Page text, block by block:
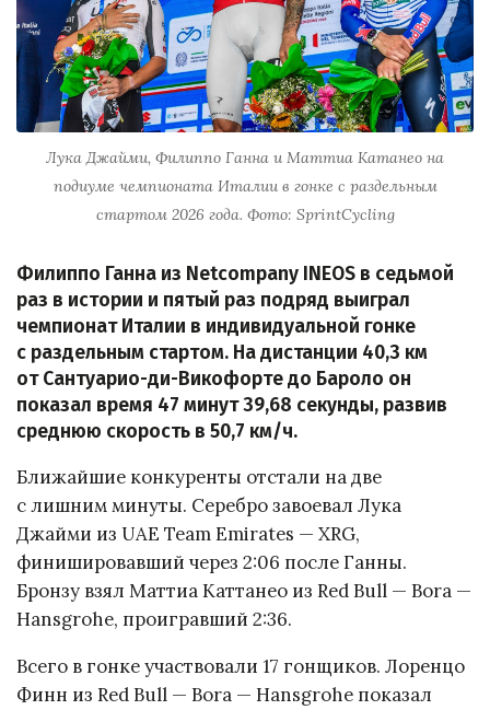
Лука Джайми, Филиппо Ганна и Маттиа Катанео на
подиуме чемпионата Италии в гонке с раздельным
стартом 2026 года. Фото: SprintCycling
Филиппо Ганна из Netcompany INEOS в седьмой
раз в истории и пятый раз подряд выиграл
чемпионат Италии в индивидуальной гонке
с раздельным стартом. На дистанции 40,3 км
от Сантуарио-ди-Викофорте до Бароло он
показал время 47 минут 39,68 секунды, развив
среднюю скорость в 50,7 км/ч.
Ближайшие конкуренты отстали на две
с лишним минуты. Серебро завоевал Лука
Джайми из UAE Team Emirates — XRG,
финишировавший через 2:06 после Ганны.
Бронзу взял Маттиа Каттанео из Red Bull — Bora —
Hansgrohe, проигравший 2:36.
Всего в гонке участвовали 17 гонщиков. Лоренцо
Финн из Red Bull — Bora — Hansgrohe показал